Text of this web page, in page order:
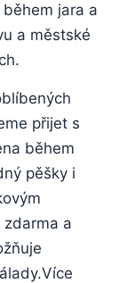
jara a
a městské⁤
přijet ‌s
během
pěšky i
a⁤